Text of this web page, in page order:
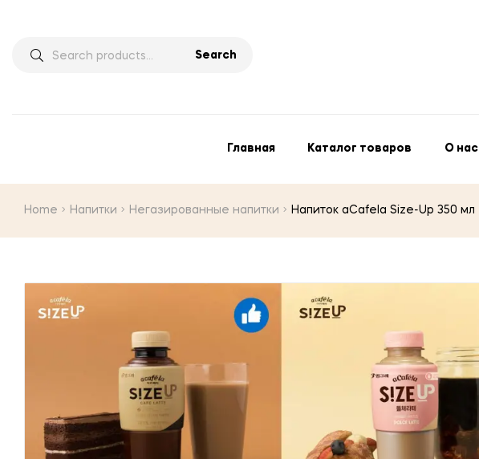
Search
Главная Каталог товаров О нас
Home Напитки Негазированные напитки Напиток aCafela Size-Up 350 мл